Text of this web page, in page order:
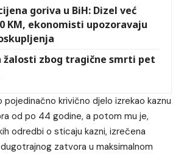
goriva u BiH: Dizel već
KM, ekonomisti upozoravaju
žalosti zbog tragične smrti pet
pojedinačno krivično djelo izrekao kaznu
od po 44 godine, a potom mu je,
odredbi o sticaju kazni, izrečena
zatvora u maksimalnom